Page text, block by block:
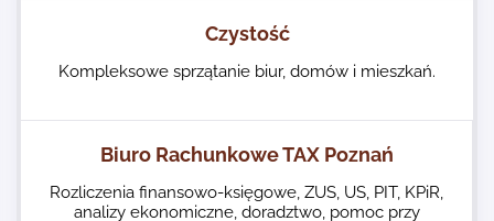
Czystość
Kompleksowe sprzątanie biur, domów i mieszkań.
Biuro Rachunkowe TAX Poznań
Rozliczenia finansowo-księgowe, ZUS, US, PIT, KPiR,
analizy ekonomiczne, doradztwo, pomoc przy